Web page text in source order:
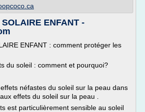
ENFANT -
ENFANT : comment protéger les
du soleil : comment et pourquoi?
néfastes du soleil sur la peau dans
effets du soleil sur la peau .
est particulièrement sensible au soleil